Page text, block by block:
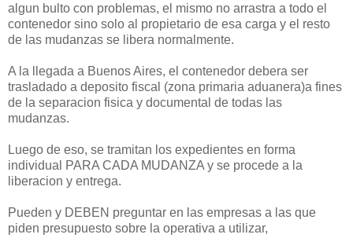
algun bulto con problemas, el mismo no arrastra a todo el
contenedor sino solo al propietario de esa carga y el resto
de las mudanzas se libera normalmente.
A la llegada a Buenos Aires, el contenedor debera ser
trasladado a deposito fiscal (zona primaria aduanera)a fines
de la separacion fisica y documental de todas las
mudanzas.
Luego de eso, se tramitan los expedientes en forma
individual PARA CADA MUDANZA y se procede a la
liberacion y entrega.
Pueden y DEBEN preguntar en las empresas a las que
piden presupuesto sobre la operativa a utilizar,